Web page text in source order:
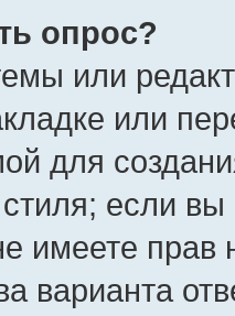
опрос?
или
или
для
если
имеете прав
варианта